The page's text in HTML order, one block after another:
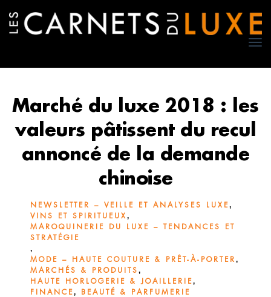
Marché du luxe 2018 : les
valeurs pâtissent du recul
annoncé de la demande
chinoise
NEWSLETTER – VEILLE ET ANALYSES LUXE,
VINS ET SPIRITUEUX ,
MAROQUINERIE DU LUXE – TENDANCES ET
STRATÉGIE
,
MODE – HAUTE COUTURE & PRÊT-À-PORTER ,
MARCHÉS & PRODUITS ,
HAUTE HORLOGERIE & JOAILLERIE,
FINANCE, BEAUTÉ & PARFUMERIE